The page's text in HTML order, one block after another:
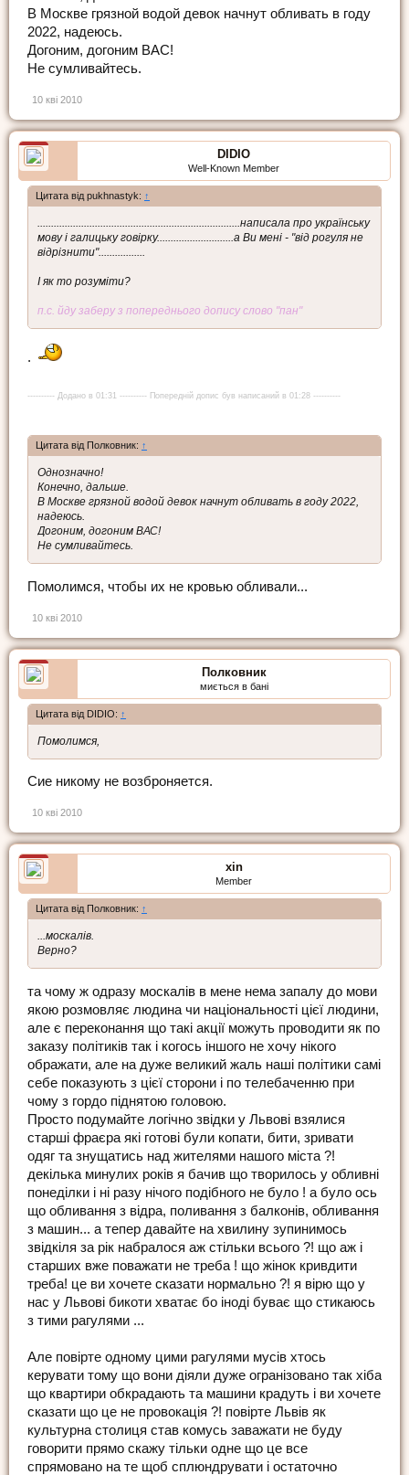
В Москве грязной водой девок начнут обливать в году
2022, надеюсь.
Догоним, догоним ВАС!
Не сумливайтесь.
10 кві 2010
DIDIO
Well-Known Member
Цитата від pukhnastyk: ↑
..........................................................................написала про українську
мову і галицьку говірку............................а Ви мені - "від рогуля не
відрізнити".................
І як то розуміти?
п.с. йду заберу з попереднього допису слово "пан"
.
---------- Додано в 01:31 ---------- Попередній допис був написаний в 01:28 ----------
Цитата від Полковник: ↑
Однозначно!
Конечно, дальше.
В Москве грязной водой девок начнут обливать в году 2022,
надеюсь.
Догоним, догоним ВАС!
Не сумливайтесь.
Помолимся, чтобы их не кровью обливали...
10 кві 2010
Полковник
миється в бані
Цитата від DIDIO: ↑
Помолимся,
Сие никому не возброняется.
10 кві 2010
xin
Member
Цитата від Полковник: ↑
...москалiв.
Верно?
та чому ж одразу москалів в мене нема запалу до мови
якою розмовляє людина чи національності цієї людини,
але є переконання що такі акції можуть проводити як по
заказу політиків так і когось іншого не хочу нікого
ображати, але на дуже великий жаль наші політики самі
себе показують з цієї сторони і по телебаченню при
чому з гордо піднятою головою.
Просто подумайте логічно звідки у Львові взялися
старші фраєра які готові були копати, бити, зривати
одяг та знущатись над жителями нашого міста ?!
декілька минулих років я бачив що творилось у обливні
понеділки і ні разу нічого подібного не було ! а було ось
що обливання з відра, поливання з балконів, обливання
з машин... а тепер давайте на хвилину зупинимось
звідкіля за рік набралося аж стільки всього ?! що аж і
старших вже поважати не треба ! що жінок кривдити
треба! це ви хочете сказати нормально ?! я вірю що у
нас у Львові бикоти хватає бо іноді буває що стикаюсь
з тими рагулями ...
Але повірте одному цими рагулями мусів хтось
керувати тому що вони діяли дуже огранізовано так хіба
що квартири обкрадають та машини крадуть і ви хочете
сказати що це не провокація ?! повірте Львів як
культурна столиця став комусь заважати не буду
говорити прямо скажу тільки одне що це все
спрямовано на те щоб сплюндрувати і остаточно